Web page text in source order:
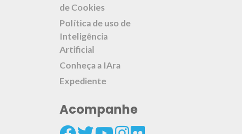
de Cookies
Política de uso de
Inteligência
Artificial
Conheça a IAra
Expediente
Acompanhe